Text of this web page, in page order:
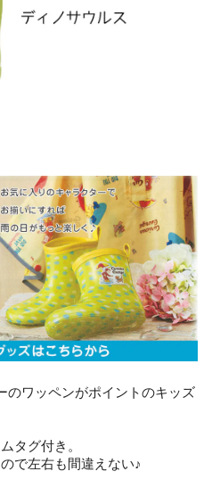
のワッペンがポイントのキッズ
タグ付き。
で左右も間違えない♪